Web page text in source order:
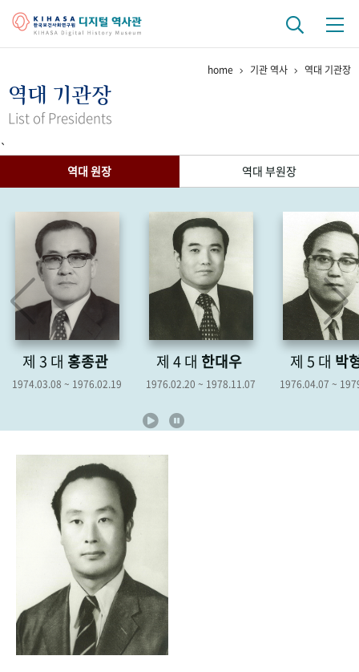
걸어온 길 기관 변천사
연구 역사
정책과 연구 키워드로 보는 연구 역사
연구자들
기록물 아카이브
사진 아카이브 문서 기록물 행정박물 영상 기록물
50+1주년 기념
성과 50선 숫자로 보는 50년 50 +1주년 광장
세계와 함께 한 KIHASA
home 기관 역사 역대 기관장
역대 기관장
List of Presidents
`
역대 원장
역대 부원장
종관 제 4 대 한대우
1976.02.20 ~ 1978.11.07
제 5 대 박형종
1976.04.07 ~ 1979.04.06